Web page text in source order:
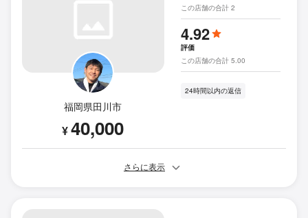
福岡県田川市
¥40,000
この店舗の合計 2
4.92
評価
この店舗の合計 5.00
24時間以内の返信
さらに表示